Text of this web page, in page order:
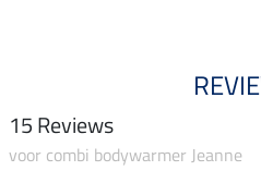
15 Reviews
voor combi bodywarmer Jeanne